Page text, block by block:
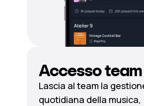
Accesso team
Lascia al team la
quotidiana della musica,